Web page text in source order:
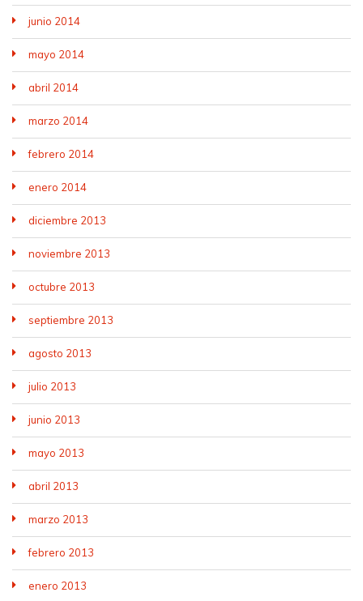
junio 2014
mayo 2014
abril 2014
marzo 2014
febrero 2014
enero 2014
diciembre 2013
noviembre 2013
octubre 2013
septiembre 2013
agosto 2013
julio 2013
junio 2013
mayo 2013
abril 2013
marzo 2013
febrero 2013
enero 2013